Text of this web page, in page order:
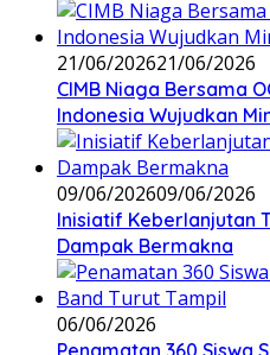
21/06/202621/06/2026
CIMB Niaga Bersama
Indonesia Wujudkan
09/06/202609/06/2026
Inisiatif Keberlanjutan
Dampak Bermakna
06/06/2026